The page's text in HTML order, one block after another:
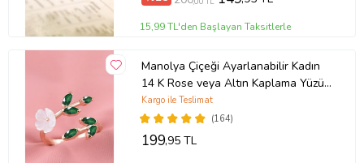
15,99 TL'den Başlayan Taksitlerle
Manolya Çiçeği Ayarlanabilir Kadın
14 K Rose veya Altın Kaplama Yüzük
(Yeşil)
(164)
Kargo ile Teslimat
199,95 TL